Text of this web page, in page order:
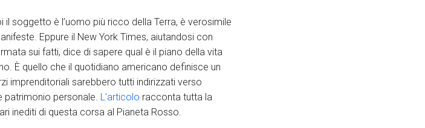
soggetto è l’uomo più ricco della Terra, è verosimile
Eppure il New York Times, aiutandosi con
sui fatti, dice di sapere qual è il piano della vita
È quello che il quotidiano americano definisce un
imprenditoriali sarebbero tutti indirizzati verso
patrimonio personale. L’articolo racconta tutta la
inediti di questa corsa al Pianeta Rosso.